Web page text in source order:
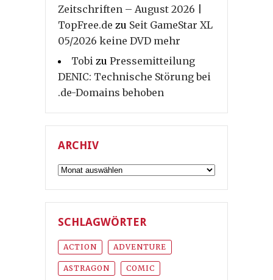
Zeitschriften – August 2026 |
TopFree.de zu Seit GameStar XL
05/2026 keine DVD mehr
Tobi zu Pressemitteilung
DENIC: Technische Störung bei
.de-Domains behoben
ARCHIV
Archiv
SCHLAGWÖRTER
ACTION ADVENTURE
ASTRAGON COMIC